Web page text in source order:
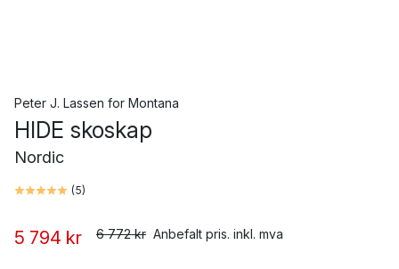
Peter J. Lassen for Montana
HIDE skoskap
Nordic
(5)
5 794 kr 6 772 kr Anbefalt pris. inkl. mva